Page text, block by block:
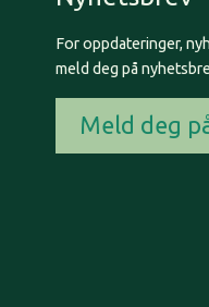
For oppdateringer,
meld deg på
Meld deg